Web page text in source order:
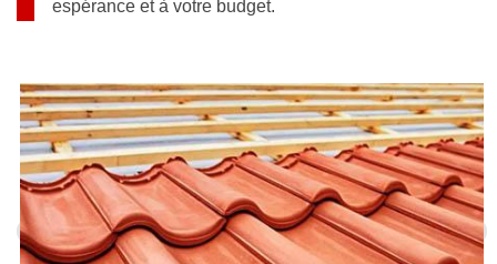
espérance et à votre budget.